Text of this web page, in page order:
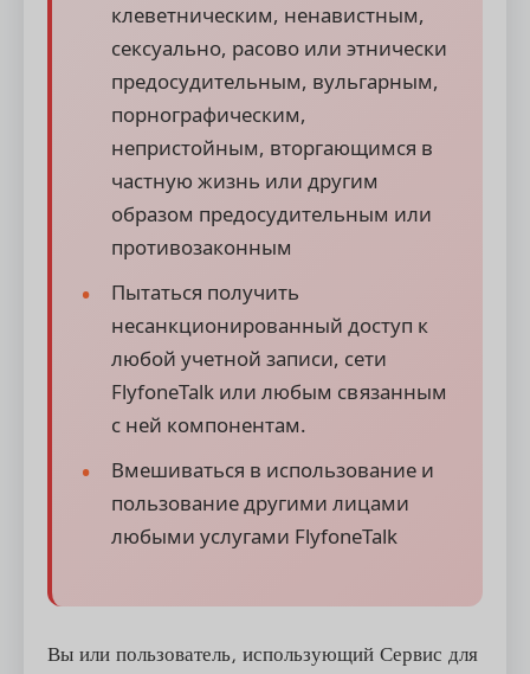
клеветническим, ненавистным,
сексуально, расово или этнически
предосудительным, вульгарным,
порнографическим,
непристойным, вторгающимся в
частную жизнь или другим
образом предосудительным или
противозаконным
Пытаться получить
несанкционированный доступ к
любой учетной записи, сети
FlyfoneTalk или любым связанным
с ней компонентам.
Вмешиваться в использование и
пользование другими лицами
любыми услугами FlyfoneTalk
Вы или пользователь, использующий Сервис для